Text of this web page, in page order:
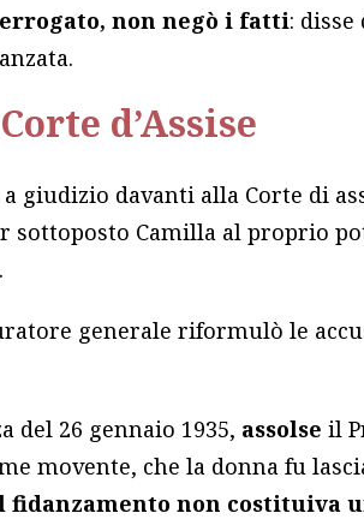
non negò i fatti:
d’Assise
giudizio davanti alla Corte di
sottoposto Camilla al proprio
generale riformulò le
del 26 gennaio 1935, assolseil
movente, che la donna fu
non costituiva